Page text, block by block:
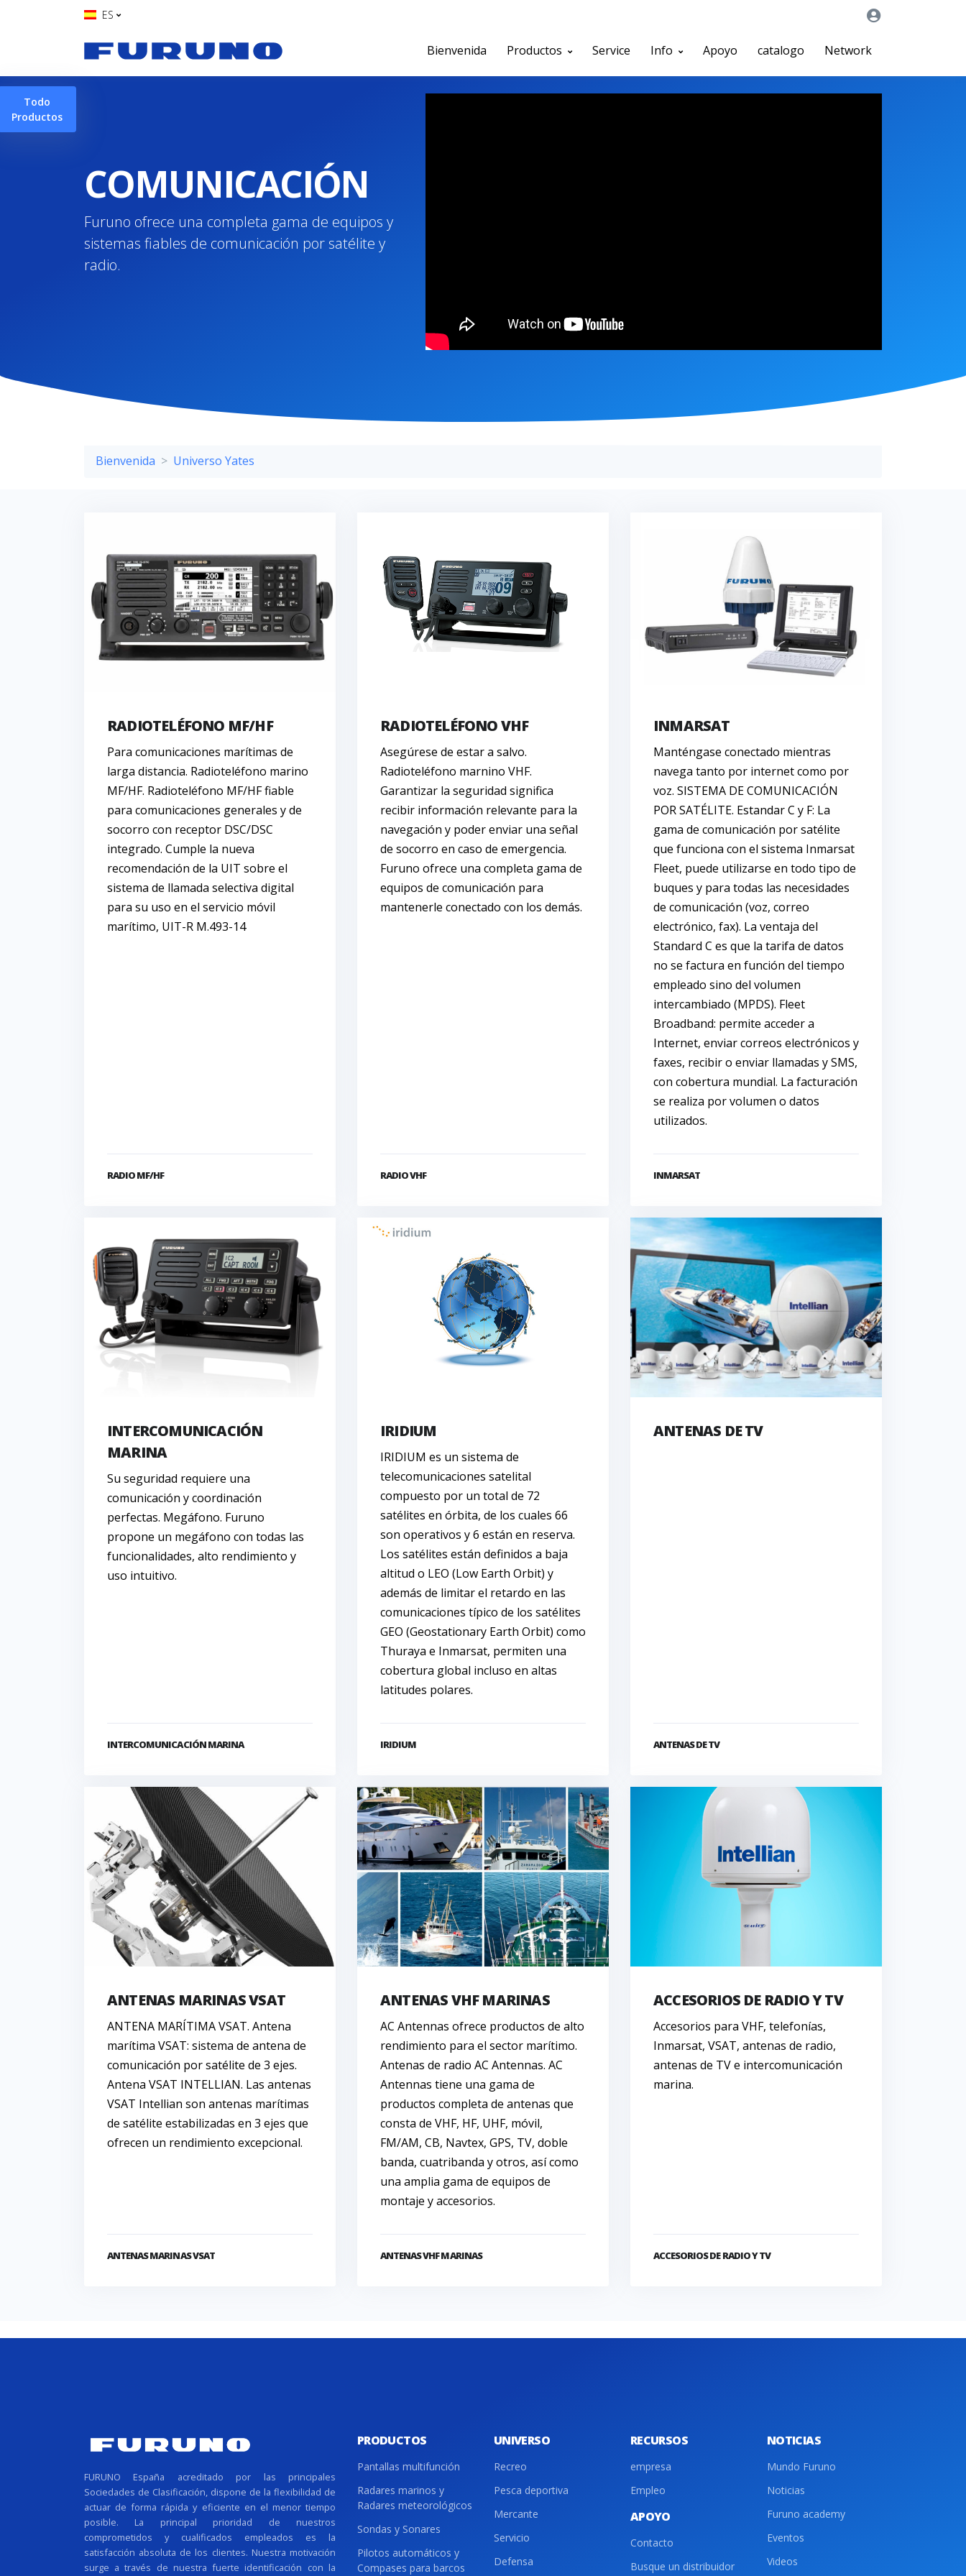
ES
Bienvenida Productos Service Info Apoyo catalogo Network
COMUNICACIÓN
Furuno ofrece una completa gama de equipos y
sistemas fiables de comunicación por satélite y
radio.
Bienvenida Universo Yates
RADIOTELÉFONO MF/HF
Para comunicaciones marítimas de
larga distancia. Radioteléfono marino
MF/HF. Radioteléfono MF/HF fiable
para comunicaciones generales y de
socorro con receptor DSC/DSC
integrado. Cumple la nueva
recomendación de la UIT sobre el
sistema de llamada selectiva digital
para su uso en el servicio móvil
marítimo, UIT-R M.493-14
RADIO MF/HF
RADIOTELÉFONO VHF
Asegúrese de estar a salvo.
Radioteléfono marnino VHF.
Garantizar la seguridad significa
recibir información relevante para la
navegación y poder enviar una señal
de socorro en caso de emergencia.
Furuno ofrece una completa gama de
equipos de comunicación para
mantenerle conectado con los demás.
RADIO VHF
INMARSAT
Manténgase conectado mientras
navega tanto por internet como por
voz. SISTEMA DE COMUNICACIÓN
POR SATÉLITE. Estandar C y F: La
gama de comunicación por satélite
que funciona con el sistema Inmarsat
Fleet, puede utilizarse en todo tipo de
buques y para todas las necesidades
de comunicación (voz, correo
electrónico, fax). La ventaja del
Standard C es que la tarifa de datos
no se factura en función del tiempo
empleado sino del volumen
intercambiado (MPDS). Fleet
Broadband: permite acceder a
Internet, enviar correos electrónicos y
faxes, recibir o enviar llamadas y SMS,
con cobertura mundial. La facturación
se realiza por volumen o datos
utilizados.
INMARSAT
INTERCOMUNICACIÓN
MARINA
Su seguridad requiere una
comunicación y coordinación
perfectas. Megáfono. Furuno
propone un megáfono con todas las
funcionalidades, alto rendimiento y
uso intuitivo.
INTERCOMUNICACIÓN MARINA
IRIDIUM
IRIDIUM es un sistema de
telecomunicaciones satelital
compuesto por un total de 72
satélites en órbita, de los cuales 66
son operativos y 6 están en reserva.
Los satélites están definidos a baja
altitud o LEO (Low Earth Orbit) y
además de limitar el retardo en las
comunicaciones típico de los satélites
GEO (Geostationary Earth Orbit) como
Thuraya e Inmarsat, permiten una
cobertura global incluso en altas
latitudes polares.
IRIDIUM
ANTENAS DE TV
ANTENAS DE TV
ANTENAS MARINAS VSAT
ANTENA MARÍTIMA VSAT. Antena
marítima VSAT: sistema de antena de
comunicación por satélite de 3 ejes.
Antena VSAT INTELLIAN. Las antenas
VSAT Intellian son antenas marítimas
de satélite estabilizadas en 3 ejes que
ofrecen un rendimiento excepcional.
ANTENAS MARINAS VSAT
ANTENAS VHF MARINAS
AC Antennas ofrece productos de alto
rendimiento para el sector marítimo.
Antenas de radio AC Antennas. AC
Antennas tiene una gama de
productos completa de antenas que
consta de VHF, HF, UHF, móvil,
FM/AM, CB, Navtex, GPS, TV, doble
banda, cuatribanda y otros, así como
una amplia gama de equipos de
montaje y accesorios.
ANTENAS VHF MARINAS
ACCESORIOS DE RADIO Y TV
Accesorios para VHF, telefonías,
Inmarsat, VSAT, antenas de radio,
antenas de TV e intercomunicación
marina.
ACCESORIOS DE RADIO Y TV
FURUNO España acreditado por las principales
Sociedades de Clasificación, dispone de la flexibilidad de
actuar de forma rápida y eficiente en el menor tiempo
posible. La principal prioridad de nuestros
comprometidos y cualificados empleados es la
satisfacción absoluta de los clientes. Nuestra motivación
surge a través de nuestra fuerte identificación con la
PRODUCTOS
Pantallas multifunción
Radares marinos y
Radares meteorológicos
Sondas y Sonares
Pilotos automáticos y
Compases para barcos
UNIVERSO
Recreo
Pesca deportiva
Mercante
Servicio
Defensa
RECURSOS
empresa
Empleo
APOYO
Contacto
Busque un distribuidor
NOTICIAS
Mundo Furuno
Noticias
Furuno academy
Eventos
Videos
Todo
Productos